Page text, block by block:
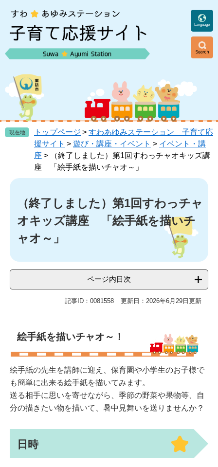
頭
。
飛
て
ニ
Language
現在地 トップページ > すわあゆみステーション 子育て応
援サイト > 遊び・講座・イベント > イベント・講
座 >
（終了しました）第1回すわっチャオキッズ講
座 「絵手紙を描いチャオ～」
本
（終了しました）第1回すわっチャ
オキッズ講座 「絵手紙を描いチ
ャオ～」
ページ内目次
記事ID：0081558 更新日：2026年6月29日更新
絵手紙を描いチャオ～！
絵手紙の先生を講師に迎え、保育園や小学生のお子様で
も簡単に出来る絵手紙を描いてみます。
送る相手に思いを寄せながら、季節の野菜や果物等、自
分の描きたい物を描いて、暑中見舞いを送りませんか？
日時